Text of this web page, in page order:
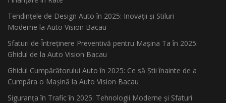
Tendințele de Design Auto în 2025: Inovații și Stiluri
Moderne la Auto Vision Bacau
Sfaturi de Întreținere Preventivă pentru Mașina Ta în 2025:
Ghidul de la Auto Vision Bacau
Ghidul Cumpărătorului Auto în 2025: Ce să Știi înainte de a
Cumpăra o Mașină la Auto Vision Bacau
Siguranța în Trafic în 2025: Tehnologii Moderne și Sfaturi